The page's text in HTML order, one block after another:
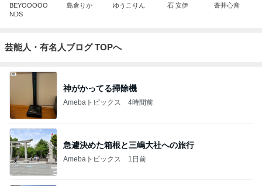
BEYOOOOO
NDS
島倉りか ゆうこりん 石 安伊 蒼井心音
芸能人・有名人ブログ TOPへ
神がかってる掃除機
Amebaトピックス 4時間前
急遽決めた箱根と三嶋大社への旅行
Amebaトピックス 1日前